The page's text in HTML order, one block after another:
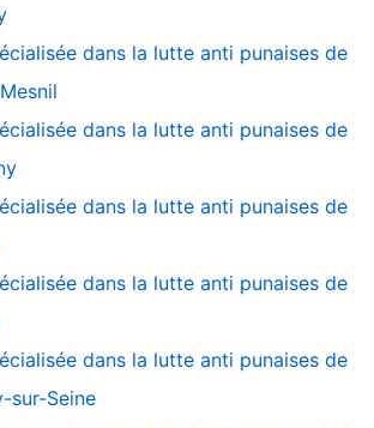
dans la lutte anti punaises de
dans la lutte anti punaises de
dans la lutte anti punaises de
dans la lutte anti punaises de
dans la lutte anti punaises de
sur-Seine